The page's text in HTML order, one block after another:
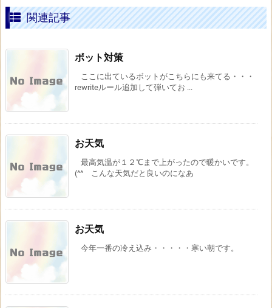
関連記事
ボット対策
ここに出ているボットがこちらにも来てる・・・
rewriteルール追加して弾いてお ...
お天気
最高気温が１２℃まで上がったので暖かいです。
(^^ こんな天気だと良いのになあ
お天気
今年一番の冷え込み・・・・・寒い朝です。